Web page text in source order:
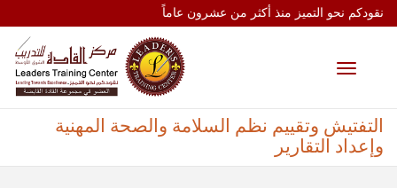
نقودكم نحو التميز منذ أكثر من عشرون عاماً
Toggle
التفتيش وتقييم نظم السلامة والصحة المهنية
وإعداد التقارير